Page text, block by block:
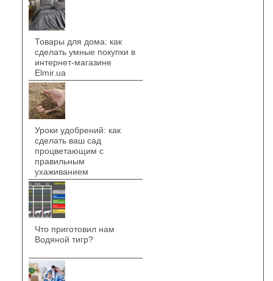
Товары для дома: как
сделать умные покупки в
интернет-магазине
Elmir.ua
Уроки удобрений: как
сделать ваш сад
процветающим с
правильным
ухаживанием
Что приготовил нам
Водяной тигр?